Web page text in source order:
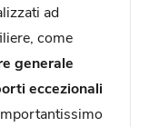
ad
come
generale
eccezionali